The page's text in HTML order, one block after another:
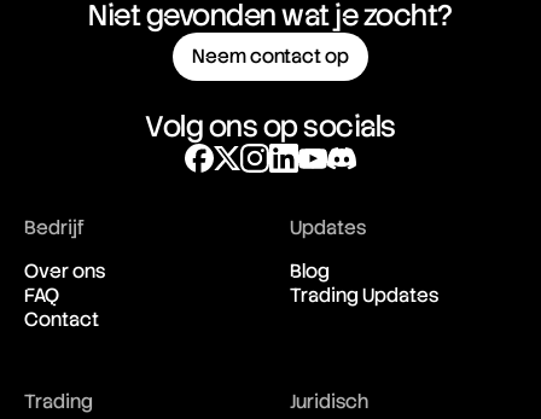
Niet gevonden wat je zocht?
Neem contact op
Volg ons op socials
Bedrijf
Over ons
FAQ
Contact
Updates
Blog
Trading Updates
Trading
Juridisch